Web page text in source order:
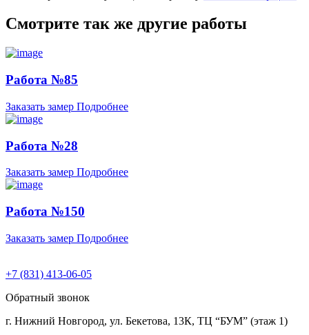
Смотрите так же другие работы
Работа №85
Заказать замер Подробнее
Работа №28
Заказать замер Подробнее
Работа №150
Заказать замер Подробнее
+7 (831) 413-06-05
Обратный звонок
г. Нижний Новгород, ул. Бекетова, 13К, ТЦ “БУМ” (этаж 1)